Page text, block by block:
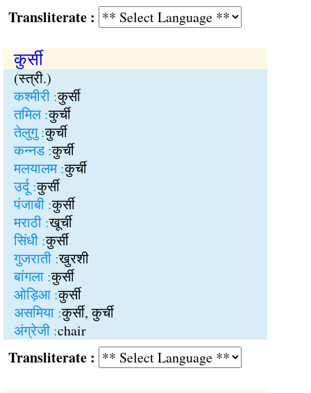
:
कुर्सी
(स्त्री.)
कश्मीरी :कुर्सी
तमिल :कुर्ची
तेलुगु :कुर्ची
कन्नड :कुर्ची
मलयालम :कुर्ची
उर्दू :कुर्सी
पंजाबी :कुर्सी
मराठी :खूर्ची
सिंधी :कुर्सी
गुजराती :खुरशी
बांगला :कुर्सी
ओड़िआ :कुर्सी
असमिया :कुर्सी, कुर्ची
अंग्रेजी :chair
: